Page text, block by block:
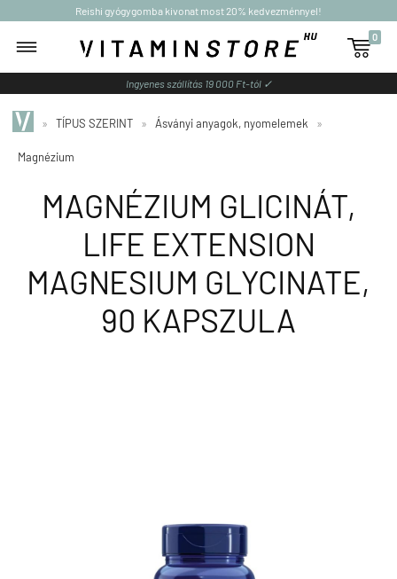
Reishi gyógygomba kivonat most 20% kedvezménnyel!

0
Ingyenes szállítás 19 000 Ft-tól ✓
» TÍPUS SZERINT » Ásványi anyagok, nyomelemek »
Magnézium
MAGNÉZIUM GLICINÁT,
LIFE EXTENSION
MAGNESIUM GLYCINATE,
90 KAPSZULA